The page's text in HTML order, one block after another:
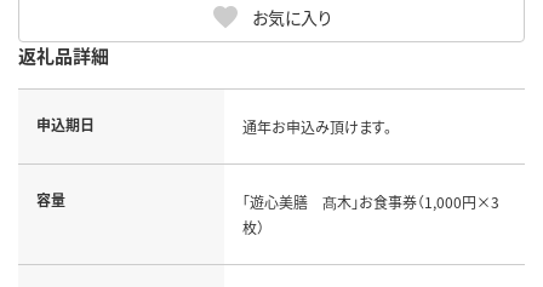
お気に入り
返礼品詳細
申込期日 通年お申込み頂けます。
容量
「遊心美膳 髙木」お食事券（1,000円×3
枚）